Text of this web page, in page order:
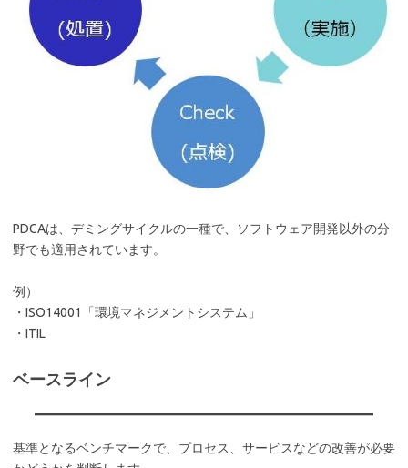
PDCAは、デミングサイクルの一種で、ソフトウェア開発以外の分
野でも適用されています。
例）
・ISO14001「環境マネジメントシステム」
・ITIL
ベースライン
基準となるベンチマークで、プロセス、サービスなどの改善が必要